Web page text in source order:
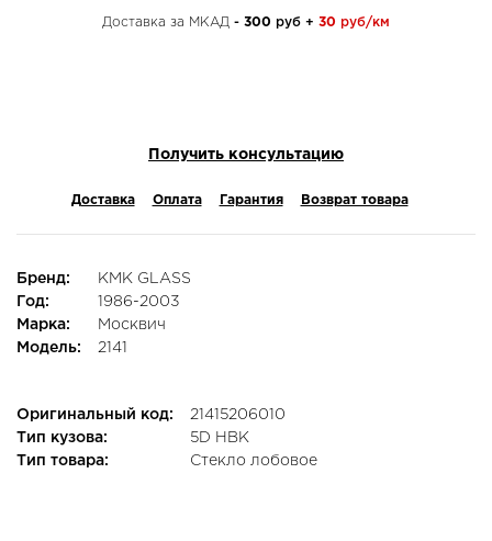
Доставка за МКАД - 300 руб + 30 руб/км
Получить консультацию
Доставка Оплата Гарантия Возврат товара
Бренд:
KMK GLASS
Год:
1986-2003
Марка:
Москвич
Модель:
2141
Оригинальный код:
21415206010
Тип кузова:
5D HBK
Тип товара:
Стекло лобовое